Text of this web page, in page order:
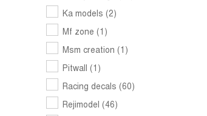
Ka models (2)
Mf zone (1)
Msm creation (1)
Pitwall (1)
Racing decals (60)
Rejimodel (46)